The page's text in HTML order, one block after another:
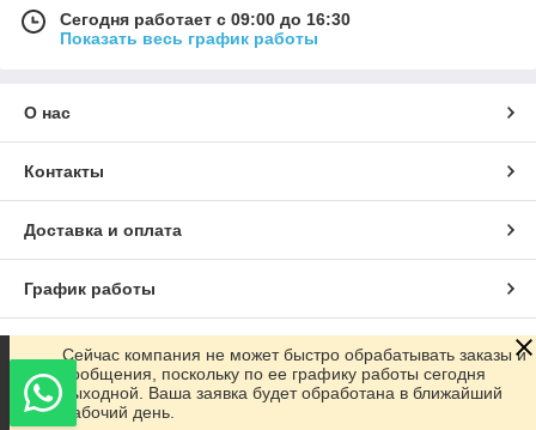
Сегодня работает с 09:00 до 16:30
Показать весь график работы
О нас
Контакты
Доставка и оплата
График работы
Полная версия сайта
Сайт создан на маркетплейсе Satu.kz
Сейчас компания не может быстро обрабатывать заказы и
сообщения, поскольку по ее графику работы сегодня
выходной. Ваша заявка будет обработана в ближайший
рабочий день.